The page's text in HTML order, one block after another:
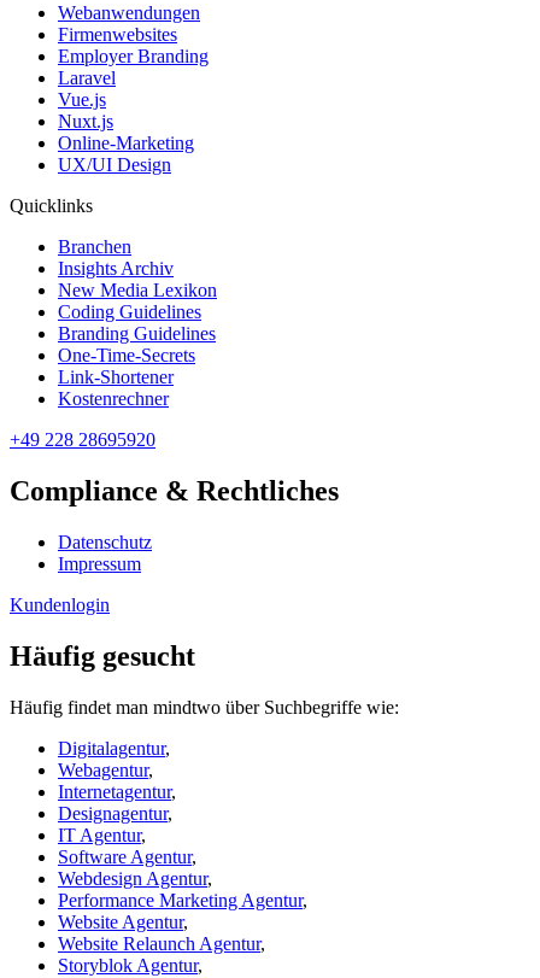
Webanwendungen
Firmenwebsites
Employer Branding
Laravel
Vue.js
Nuxt.js
Online-Marketing
UX/UI Design
Quicklinks
Branchen
Insights Archiv
New Media Lexikon
Coding Guidelines
Branding Guidelines
One-Time-Secrets
Link-Shortener
Kostenrechner
+49 228 28695920
Compliance & Rechtliches
Datenschutz
Impressum
Kundenlogin
Häufig gesucht
Häufig findet man mindtwo über Suchbegriffe wie:
Digitalagentur,
Webagentur,
Internetagentur,
Designagentur,
IT Agentur,
Software Agentur,
Webdesign Agentur,
Performance Marketing Agentur,
Website Agentur,
Website Relaunch Agentur,
Storyblok Agentur,